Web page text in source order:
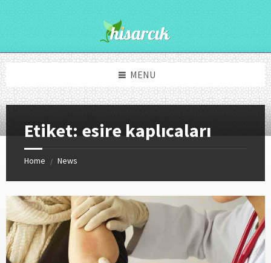
MENU
Etiket: esire kaplıcaları
Home / News